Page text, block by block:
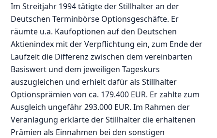
Im Streitjahr 1994 tätigte der Stillhalter an der
Deutschen Terminbörse Optionsgeschäfte. Er
räumte u.a. Kaufoptionen auf den Deutschen
Aktienindex mit der Verpflichtung ein, zum Ende der
Laufzeit die Differenz zwischen dem vereinbarten
Basiswert und dem jeweiligen Tageskurs
auszugleichen und erhielt dafür als Stillhalter
Optionsprämien von ca. 179.400 EUR. Er zahlte zum
Ausgleich ungefähr 293.000 EUR. Im Rahmen der
Veranlagung erklärte der Stillhalter die erhaltenen
Prämien als Einnahmen bei den sonstigen